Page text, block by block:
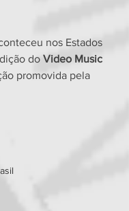
nos Estados
do Video Music
promovida pela